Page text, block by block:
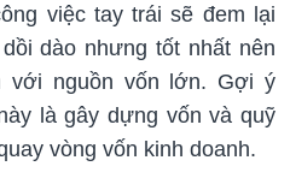
việc tay trái sẽ đem lại
dào nhưng tốt nhất nên
với nguồn vốn lớn. Gợi ý
là gây dựng vốn và quỹ
vòng vốn kinh doanh.